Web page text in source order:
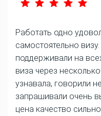
Работать одно
самостоятельно
поддерживали на
виза через
узнавала, говорили
запрашивали очень
цена качество